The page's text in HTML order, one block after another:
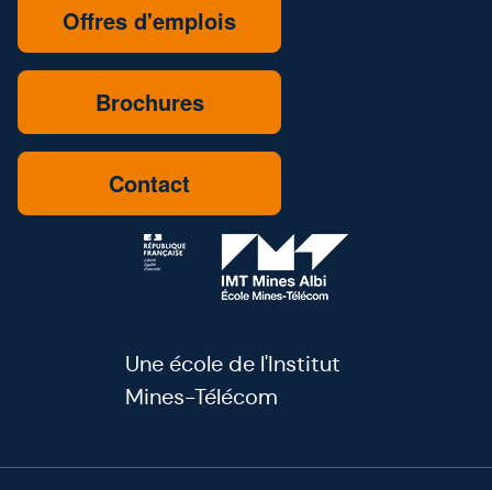
Offres d'emplois
Brochures
Contact
Une école de l'Institut
Mines-Télécom